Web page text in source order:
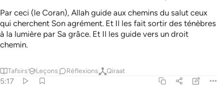
Par ceci (le Coran), Allah guide aux chemins du salut ceux
qui cherchent Son agrément. Et Il les fait sortir des ténèbres
à la lumière par Sa grâce. Et Il les guide vers un droit
chemin.
Tafsirs Leçons Réflexions Qiraat
5:17